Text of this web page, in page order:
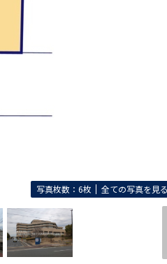
写真枚数：6枚 全ての写真を見る